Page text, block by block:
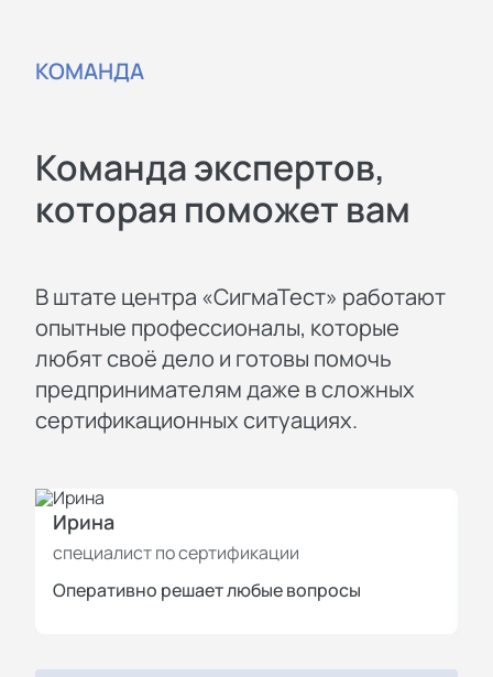
КОМАНДА
Команда экспертов,
которая поможет вам
В штате центра «СигмаТест» работают
опытные профессионалы, которые
любят своё дело и готовы помочь
предпринимателям даже в сложных
сертификационных ситуациях.
Ирина
специалист по сертификации
Оперативно решает любые вопросы